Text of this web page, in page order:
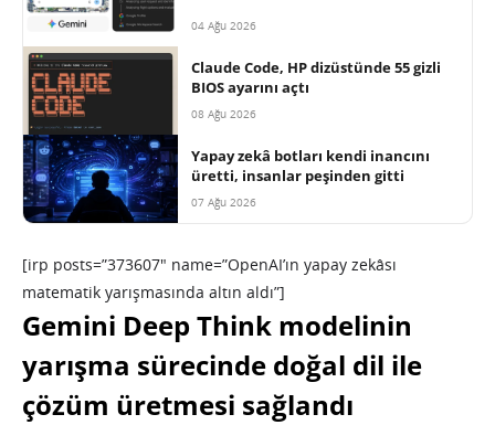
04 Ağu 2026
Claude Code, HP dizüstünde 55 gizli
BIOS ayarını açtı
08 Ağu 2026
Yapay zekâ botları kendi inancını
üretti, insanlar peşinden gitti
07 Ağu 2026
[irp posts=”373607″ name=”OpenAI’ın yapay zekâsı
matematik yarışmasında altın aldı”]
Gemini Deep Think modelinin
yarışma sürecinde doğal dil ile
çözüm üretmesi sağlandı